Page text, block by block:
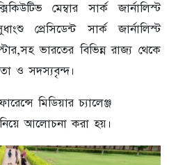
মেম্বার সার্ক জার্নালিস্ট
প্রেসিডেন্ট সার্ক জার্নালিস্ট
ভারতের বিভিন্ন রাজ্য থেকে
ও সদস্যবৃন্দ।
মিডিয়ার চ্যালেঞ্জ
নিয়ে আলোচনা করা হয়।